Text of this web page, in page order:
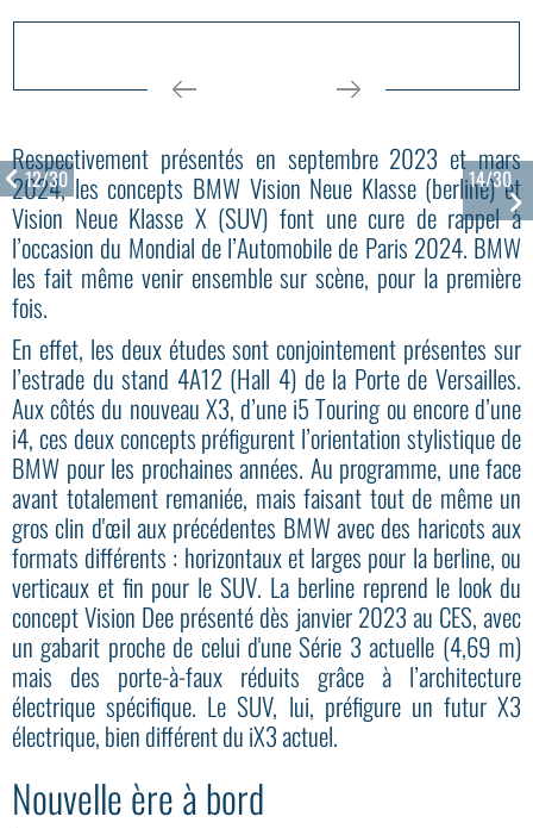
12/30
Respectivement présentés en septembre 2023 et mars
2024, les concepts BMW Vision Neue Klasse (berline) et
Vision Neue Klasse X (SUV) font une cure de rappel à
l’occasion du Mondial de l’Automobile de Paris 2024. BMW
les fait même venir ensemble sur scène, pour la première
fois.
En effet, les deux études sont conjointement présentes sur
l’estrade du stand 4A12 (Hall 4) de la Porte de Versailles.
Aux côtés du nouveau X3, d’une i5 Touring ou encore d’une
i4, ces deux concepts préfigurent l’orientation stylistique de
BMW pour les prochaines années. Au programme, une face
avant totalement remaniée, mais faisant tout de même un
gros clin d'œil aux précédentes BMW avec des haricots aux
formats différents : horizontaux et larges pour la berline, ou
verticaux et fin pour le SUV. La berline reprend le look du
concept Vision Dee présenté dès janvier 2023 au CES, avec
un gabarit proche de celui d'une Série 3 actuelle (4,69 m)
mais des porte-à-faux réduits grâce à l’architecture
électrique spécifique. Le SUV, lui, préfigure un futur X3
électrique, bien différent du iX3 actuel.
Nouvelle ère à bord
14/30